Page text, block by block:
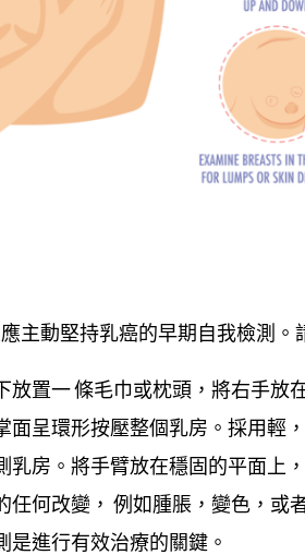
主動堅持乳癌的早期自我檢測。
放置一 條毛巾或枕頭，將右手放
面呈環形按壓整個乳房。採用輕
乳房。將手臂放在穩固的平面上
任何改變， 例如腫脹，變色，
是進行有效治療的關鍵。